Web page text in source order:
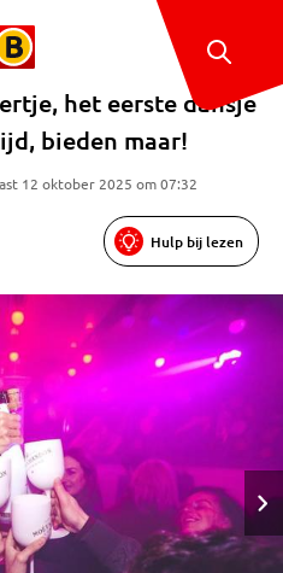
het eerste dansje
bieden maar!
12 oktober 2025 om 07:32
Hulp bij lezen